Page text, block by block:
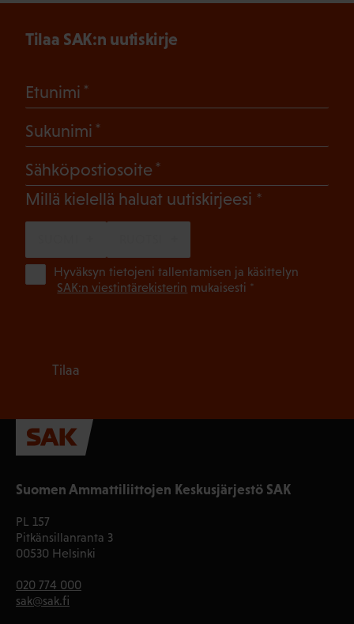
Suomen Ammattiliittojen Keskusjärjestö SAK
PL 157
Pitkänsillanranta 3
00530 Helsinki
020 774 000
sak@sak.fi
Tilaa SAK:n uutiskirje
Etunimi
Sukunimi
Sähköpostiosoite
Millä kielellä haluat uutiskirjeesi (Pakollinen)
Hyväksyn tietojeni tallentamisen ja käsittelyn
SAK:n viestintärekisterin mukaisesti *
Tilaa